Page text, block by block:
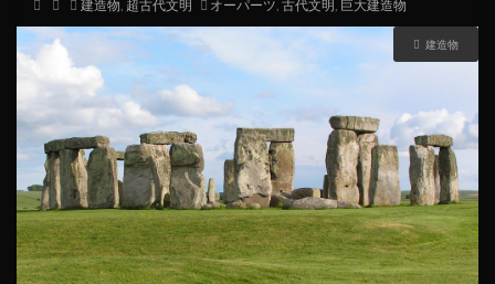
建造物, 超古代文明 オーパーツ, 古代文明, 巨大建造物
建造物